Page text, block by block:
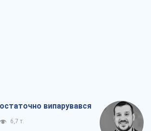
випарувався
6,7 т.